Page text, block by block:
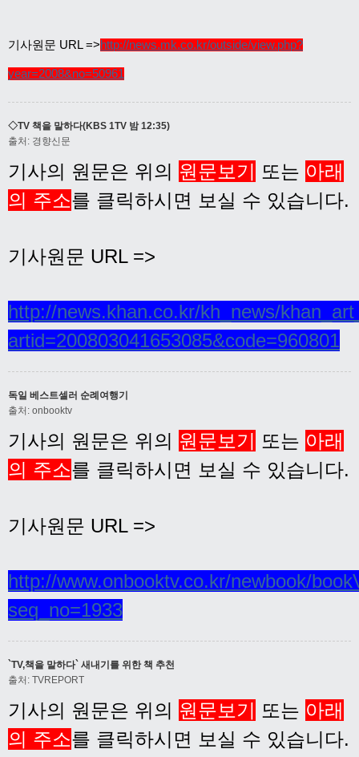
기사원문 URL =>http://news.mk.co.kr/outside/view.php?
year=2008&no=50961
◇TV 책을 말하다(KBS 1TV 밤 12:35)
출처: 경향신문
기사의 원문은 위의 원문보기 또는 아래
의 주소를 클릭하시면 보실 수 있습니다.
기사원문 URL =>
http://news.khan.co.kr/kh_news/
artid=200803041653085&code=960801
독일 베스트셀러 순례여행기
출처: onbooktv
기사의 원문은 위의 원문보기 또는 아래
의 주소를 클릭하시면 보실 수 있습니다.
기사원문 URL =>
http://www.onbooktv.co.kr/newbook/
seq_no=1933
`TV,책을 말하다` 새내기를 위한 책 추천
출처: TVREPORT
기사의 원문은 위의 원문보기 또는 아래
의 주소를 클릭하시면 보실 수 있습니다.